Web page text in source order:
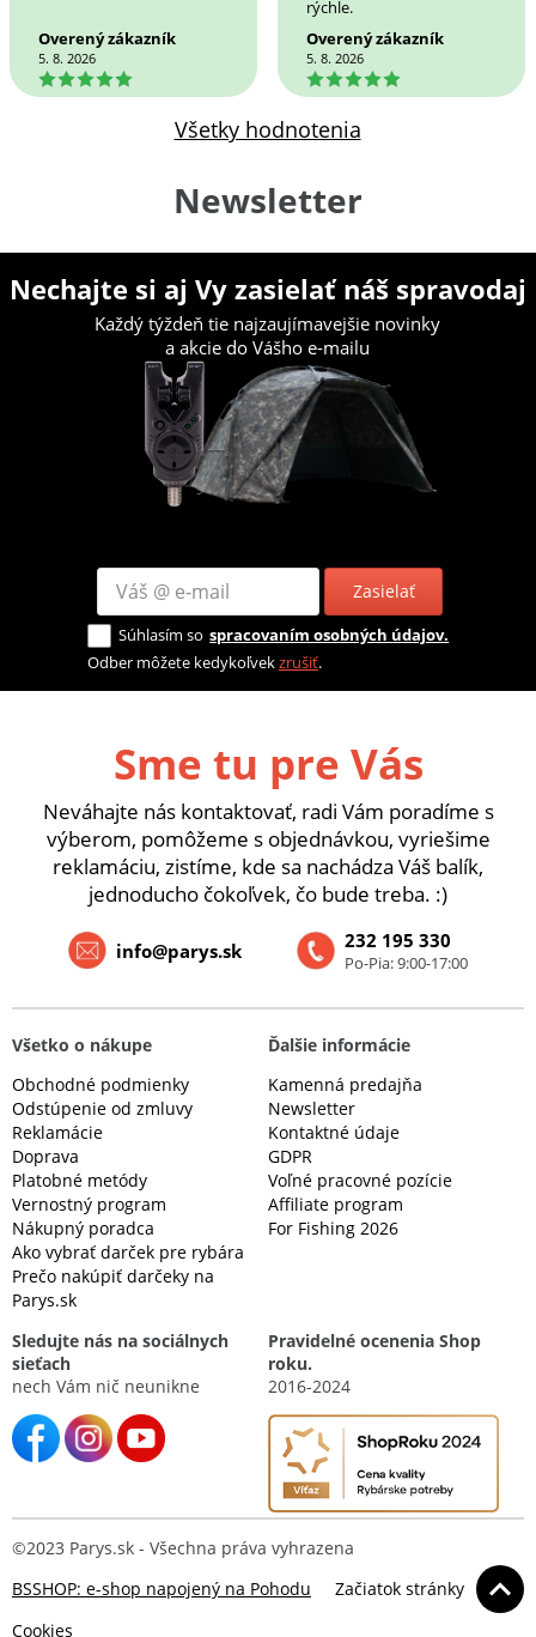
Overený zákazník
5. 8. 2026
5
rýchle.
Overený zákazník
5. 8. 2026
5
Všetky hodnotenia
Newsletter
Nechajte si aj Vy zasielať náš spravodaj
Každý týždeň tie najzaujímavejšie novinky
a akcie do Vášho e-mailu
Zasielať
Súhlasím so spracovaním osobných údajov.
Odber môžete kedykoľvekzrušiť.
Sme tu pre Vás
Neváhajte nás kontaktovať, radi Vám poradíme s
výberom, pomôžeme s objednávkou, vyriešime
reklamáciu, zistíme, kde sa nachádza Váš balík,
jednoducho čokoľvek, čo bude treba. :)
232 195 330
Po-Pia: 9:00-17:00
info@parys.sk
Všetko o nákupe
Obchodné podmienky
Odstúpenie od zmluvy
Reklamácie
Doprava
Platobné metódy
Vernostný program
Nákupný poradca
Ako vybrať darček pre rybára
Prečo nakúpiť darčeky na
Parys.sk
Ďalšie informácie
Kamenná predajňa
Newsletter
Kontaktné údaje
GDPR
Voľné pracovné pozície
Affiliate program
For Fishing 2026
Sledujte nás na sociálnych
sieťach
nech Vám nič neunikne
Pravidelné ocenenia Shop
roku.
2016-2024
©2023 Parys.sk - Všechna práva vyhrazena
BSSHOP: e-shop napojený na Pohodu
Začiatok stránky
Cookies